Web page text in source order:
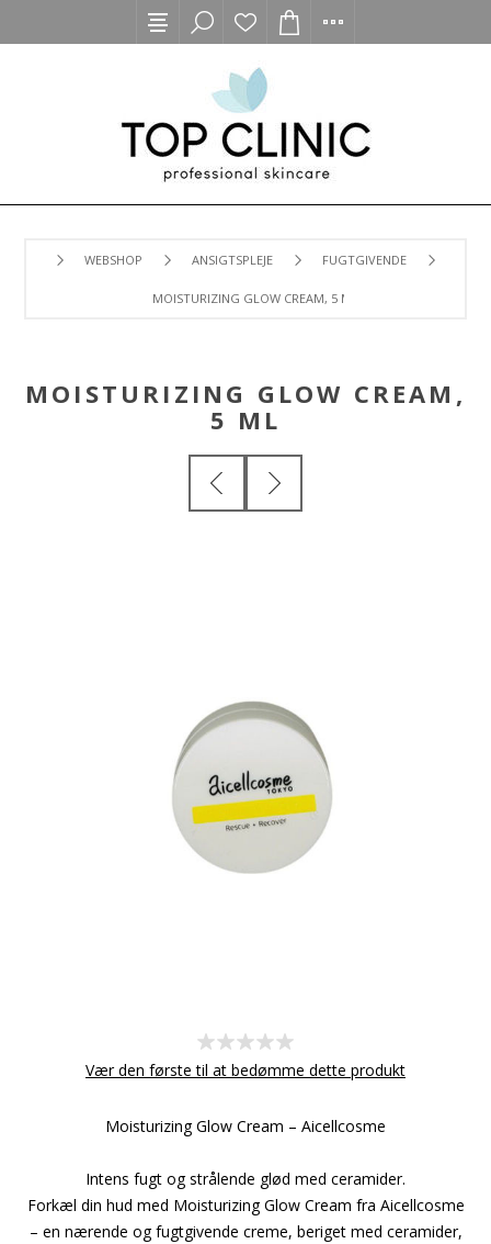
WEBSHOP ANSIGTSPLEJE FUGTGIVENDE
MOISTURIZING GLOW CREAM, 5 ML
MOISTURIZING GLOW CREAM,
5 ML
Vær den første til at bedømme dette produkt
Moisturizing Glow Cream – Aicellcosme
Intens fugt og strålende glød med ceramider.
Forkæl din hud med Moisturizing Glow Cream fra Aicellcosme
– en nærende og fugtgivende creme, beriget med ceramider,